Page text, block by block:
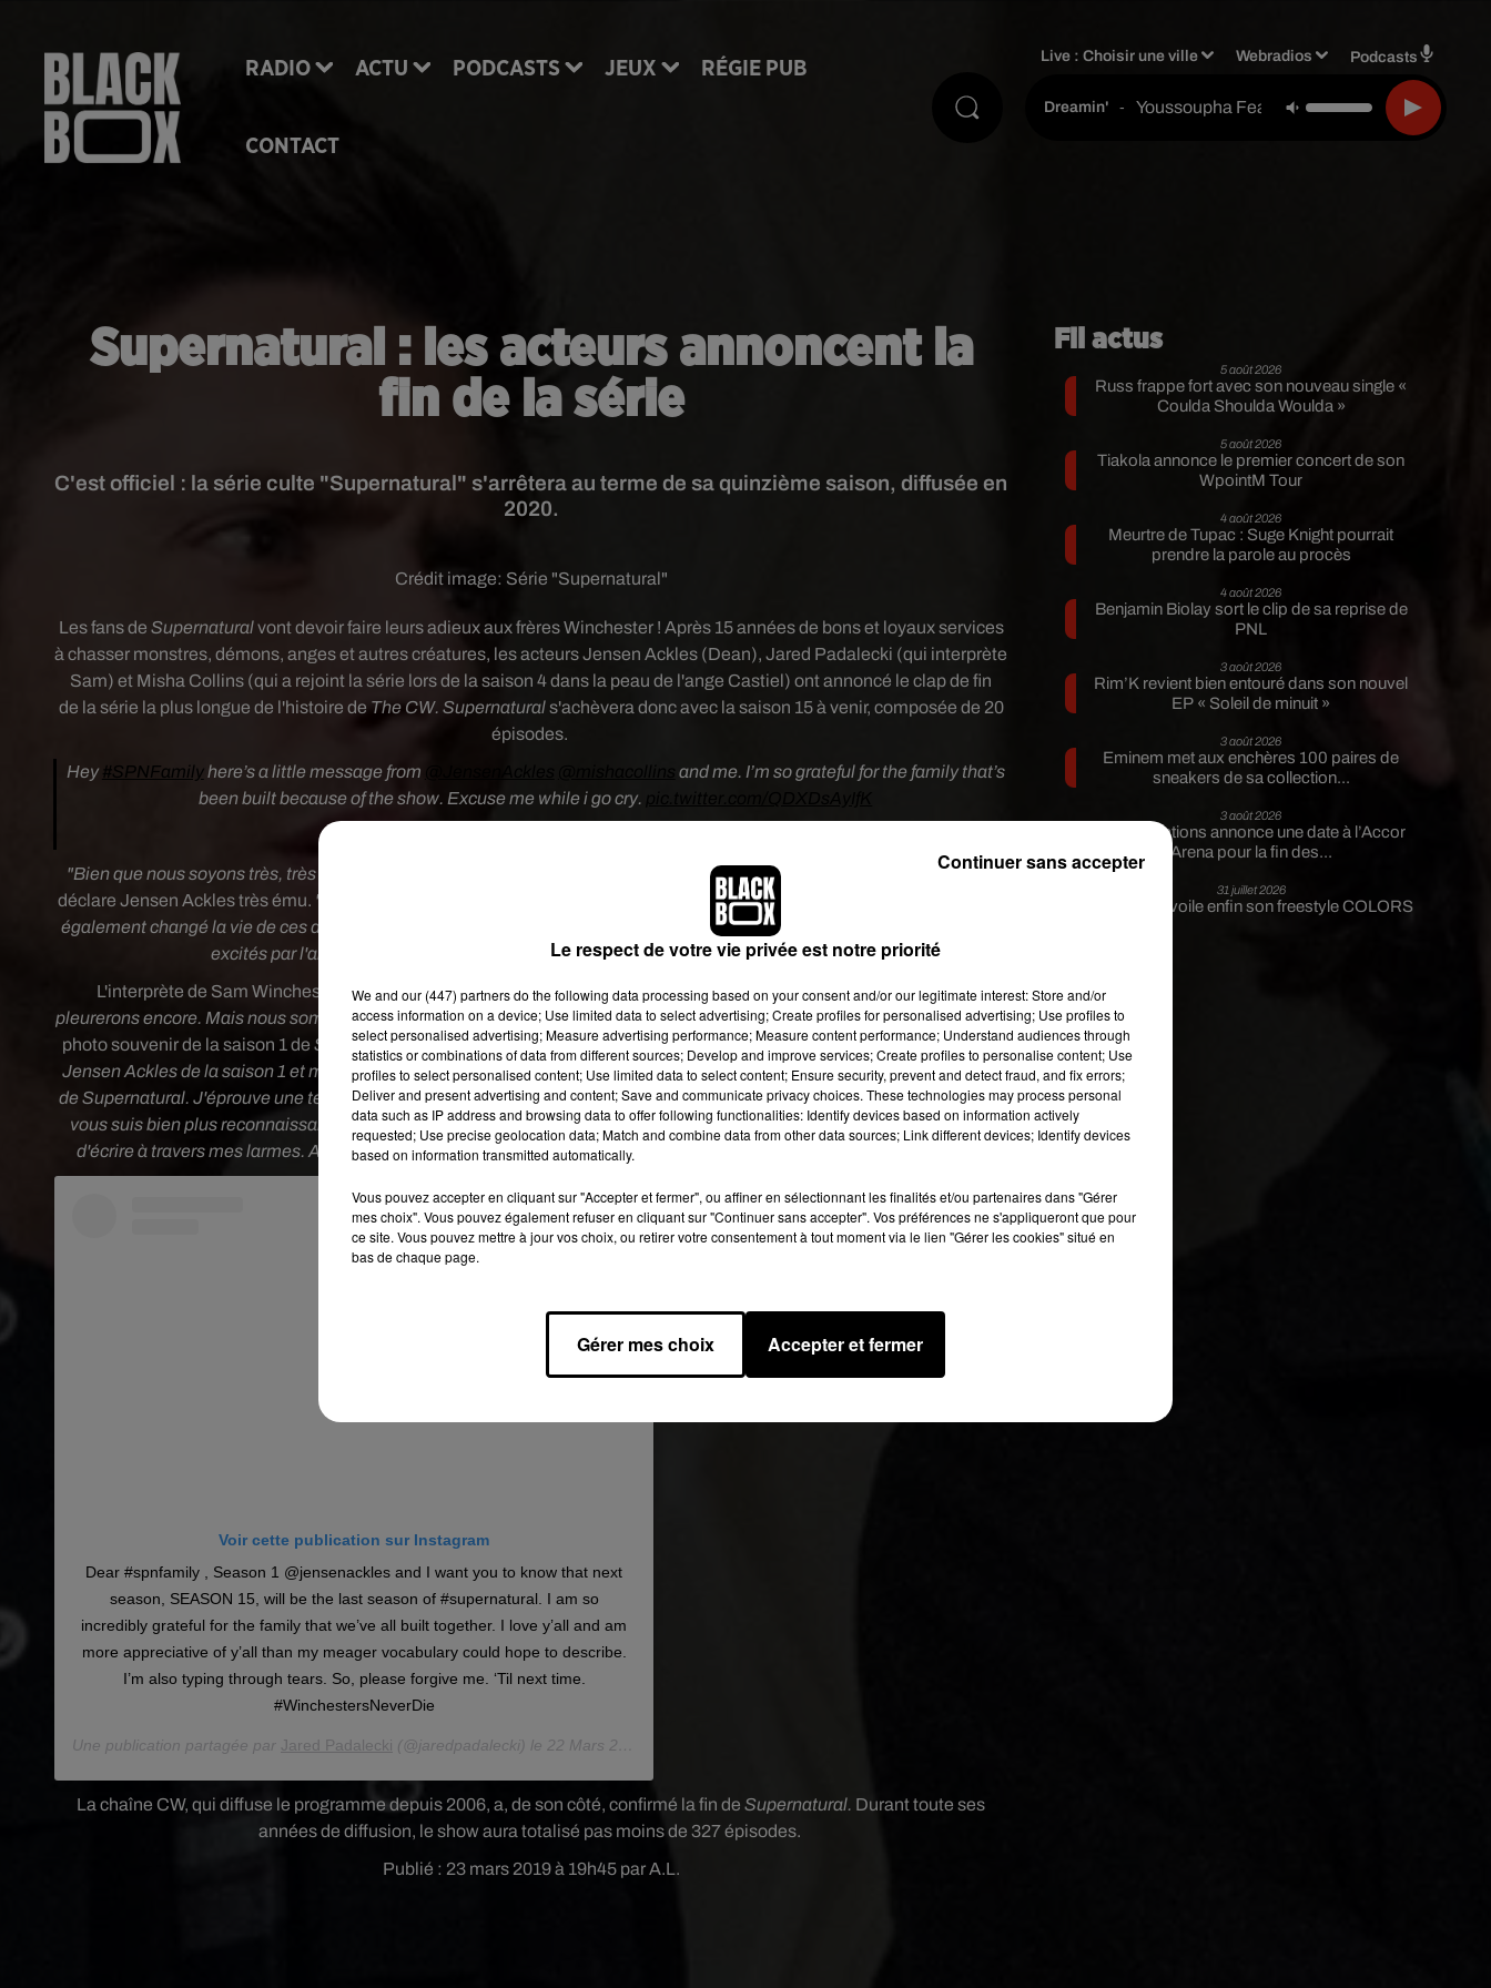
RADIO ACTU PODCASTS JEUX RÉGIE PUB
CONTACT
Live :Choisir une ville Webradios Podcasts
Dreamin' - Youssoupha Feat. Indila & Skalpovich
Supernatural : les acteurs annoncent la
fin de la série
Publié : 23 mars 2019 à 19h45 par A.L.
C'est officiel : la série culte "Supernatural" s'arrêtera au terme de sa quinzième saison, diffusée en
2020.
Crédit image: Série "Supernatural"
Les fans de Supernaturalvont devoir faire leurs adieux aux frèresWinchester! Après 15 années de bons et loyaux services
à chasser monstres, démons, anges et autres créatures, les acteurs Jensen Ackles (Dean), Jared Padalecki (qui interprète
Sam) et Misha Collins (qui a rejoint la série lors de la saison 4 dans la peau de l'ange Castiel) ont annoncé le clap de fin
de la série la plus longue de l'histoire de The CW. Supernaturals'achèvera donc avec la saison 15 à venir, composée de 20
épisodes.
Hey #SPNFamilyhere’s a little message from
and me. I’m so grateful for the family that’s
been built because of the show. Excuse me while i go cry.
"Bien que nous soyons très, très excités à l'idée de nous diriger vers notre quinzième saison, il s'agira de notre dernière",
déclare Jensen Ackles très ému. "Quinze années de Supernatural ont sans aucun doute changé ma vie, et je sais que ça a
également changé la vie de ces deux gars. On voulait personnellement vous annoncer la nouvelle. Bien que nous soyons
excités par l'année prochaine, ce sera le Final, le très grand Final d'une institution."
L'interprète de Sam Winchester confie à son tour les yeux rougis :"Nous avons pleuré à chaudes larmes, et nous
pleurerons encore. Mais nous sommes vraiment reconnaissants."L'acteur a également partagé la nouvelle en postant une
photo souvenir de la saison 1 deSupernaturalaccompagnée d'un émouvant message :"Hello la famille Supernatural. Le
Jensen Ackles de la saison 1 et moi-même voulions vous annoncer que la prochaine saison, la saison 15, sera la dernière
de Supernatural. J'éprouve une telle gratitude pour cette famille que nous avons construit ensemble. Je vous aime tous et
vous suis bien plus reconnaissant que ce que mon maigre vocabulaire ne pourra jamais exprimer. Je suis aussi en train
d'écrire à travers mes larmes. Alors, s'il vous plaît, pardonnez-moi. A la prochaine. #lesWinchesternemeurentjamais".
Voir cette publication sur Instagram
Dear #spnfamily , Season 1 @jensenackles and I want you to know that next
season, SEASON 15, will be the last season of #supernatural. I am so
incredibly grateful for the family that we’ve all built together. I love y’all and am
more appreciative of y’all than my meager vocabulary could hope to describe.
I’m also typing through tears. So, please forgive me. ‘Til next time.
#WinchestersNeverDie
Une publication partagée par Jared Padalecki (@jaredpadalecki) le 22 Mars 2019 à 1 :46 PDT
La chaîne CW, qui diffuse le programme depuis 2006, a, de son côté, confirmé la fin de Supernatural. Durant toute ses
années de diffusion, le show aura totalisé pas moins de 327 épisodes.
Fil actus
5 août 2026
Russ frappe fort avec son nouveau single «
Coulda Shoulda Woulda »
5 août 2026
Tiakola annonce le premier concert de son
WpointM Tour
4 août 2026
Meurtre de Tupac : Suge Knight pourrait
prendre la parole au procès
4 août 2026
Benjamin Biolay sort le clip de sa reprise de
PNL
3 août 2026
Rim’K revient bien entouré dans son nouvel
EP « Soleil de minuit »
3 août 2026
Eminem met aux enchères 100 paires de
sneakers de sa collection...
3 août 2026
Lena Situations annonce une date à l’Accor
Arena pour la fin des...
31 juillet 2026
Guizmo dévoile enfin son freestyle COLORS
Le respect de votre vie privée est notre priorité
We and our (447) partnersdo the following data processing based on your consent and/or our legitimate interest: Store and/or
access information on a device; Use limited data to select advertising; Create profiles for personalised advertising; Use profiles to
select personalised advertising; Measure advertising performance; Measure content performance; Understand audiences through
statistics or combinations of data from different sources; Develop and improve services; Create profiles to personalise content; Use
profiles to select personalised content; Use limited data to select content; Ensure security, prevent and detect fraud, and fix errors;
Deliver and present advertising and content; Save and communicate privacy choices. These technologies may process personal
data such as IP address and browsing data to offer following functionalities: Identify devices based on information actively
requested; Use precise geolocation data; Match and combine data from other data sources; Link different devices; Identify devices
based on information transmitted automatically.
Vous pouvez accepter en cliquant sur "Accepter et fermer", ou affiner en sélectionnant les finalités et/ou partenaires dans "Gérer
mes choix". Vous pouvez également refuser en cliquant sur "Continuer sans accepter". Vos préférences ne s'appliqueront que pour
ce site. Vous pouvez mettre à jour vos choix, ou retirer votre consentement à tout moment via le lien "Gérer les cookies" situé en
bas de chaque page.
Gérer mes choix Accepter et fermer
Continuer sans accepter